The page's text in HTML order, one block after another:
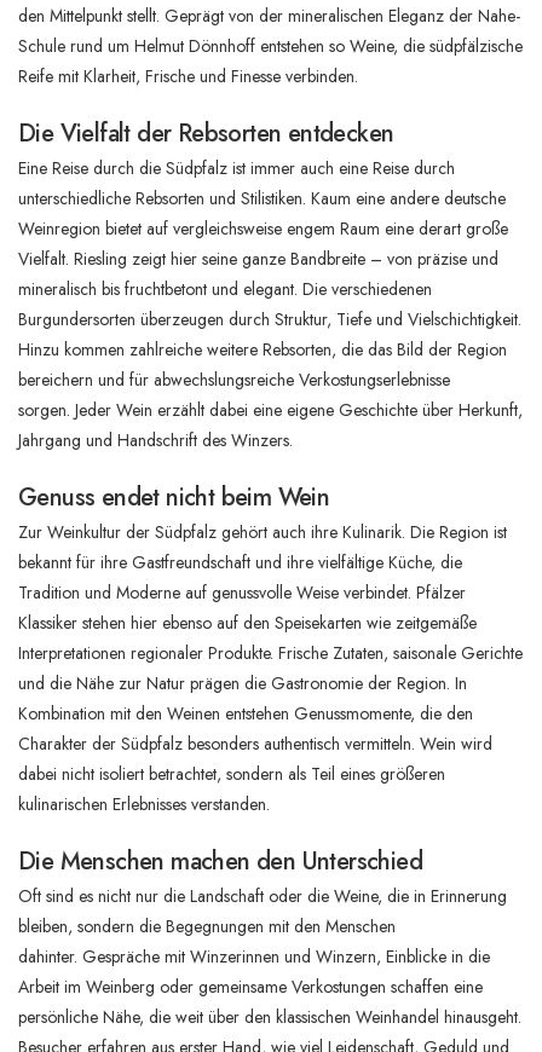
den Mittelpunkt stellt. Geprägt von der mineralischen Eleganz der Nahe-
Schule rund um Helmut Dönnhoff entstehen so Weine, die südpfälzische
Reife mit Klarheit, Frische und Finesse verbinden.
Die Vielfalt der Rebsorten entdecken
Eine Reise durch die Südpfalz ist immer auch eine Reise durch
unterschiedliche Rebsorten und Stilistiken. Kaum eine andere deutsche
Weinregion bietet auf vergleichsweise engem Raum eine derart große
Vielfalt. Riesling zeigt hier seine ganze Bandbreite – von präzise und
mineralisch bis fruchtbetont und elegant. Die verschiedenen
Burgundersorten überzeugen durch Struktur, Tiefe und Vielschichtigkeit.
Hinzu kommen zahlreiche weitere Rebsorten, die das Bild der Region
bereichern und für abwechslungsreiche Verkostungserlebnisse
sorgen. Jeder Wein erzählt dabei eine eigene Geschichte über Herkunft,
Jahrgang und Handschrift des Winzers.
Genuss endet nicht beim Wein
Zur Weinkultur der Südpfalz gehört auch ihre Kulinarik. Die Region ist
bekannt für ihre Gastfreundschaft und ihre vielfältige Küche, die
Tradition und Moderne auf genussvolle Weise verbindet. Pfälzer
Klassiker stehen hier ebenso auf den Speisekarten wie zeitgemäße
Interpretationen regionaler Produkte. Frische Zutaten, saisonale Gerichte
und die Nähe zur Natur prägen die Gastronomie der Region. In
Kombination mit den Weinen entstehen Genussmomente, die den
Charakter der Südpfalz besonders authentisch vermitteln. Wein wird
dabei nicht isoliert betrachtet, sondern als Teil eines größeren
kulinarischen Erlebnisses verstanden.
Die Menschen machen den Unterschied
Oft sind es nicht nur die Landschaft oder die Weine, die in Erinnerung
bleiben, sondern die Begegnungen mit den Menschen
dahinter. Gespräche mit Winzerinnen und Winzern, Einblicke in die
Arbeit im Weinberg oder gemeinsame Verkostungen schaffen eine
persönliche Nähe, die weit über den klassischen Weinhandel hinausgeht.
Besucher erfahren aus erster Hand, wie viel Leidenschaft, Geduld und